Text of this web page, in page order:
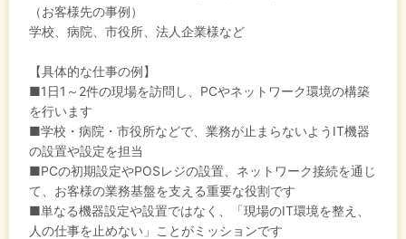
（お客様先の事例）
学校、病院、市役所、法人企業様など
【具体的な仕事の例】
■1日1～2件の現場を訪問し、PCやネットワーク環境の構築
を行います
■学校・病院・市役所などで、業務が止まらないようIT機器
の設置や設定を担当
■PCの初期設定やPOSレジの設置、ネットワーク接続を通じ
て、お客様の業務基盤を支える重要な役割です
■単なる機器設定や設置ではなく、「現場のIT環境を整え、
人の仕事を止めない」ことがミッションです